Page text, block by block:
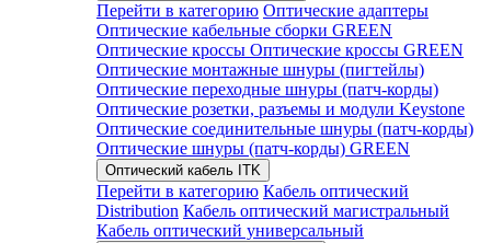
Перейти в категорию Оптические адаптеры
Оптические кабельные сборки GREEN
Оптические кроссы Оптические кроссы GREEN
Оптические монтажные шнуры (пигтейлы)
Оптические переходные шнуры (патч-корды)
Оптические розетки, разъемы и модули Keystone
Оптические соединительные шнуры (патч-корды)
Оптические шнуры (патч-корды) GREEN
Оптический кабель ITK
Перейти в категорию Кабель оптический
Distribution Кабель оптический магистральный
Кабель оптический универсальный